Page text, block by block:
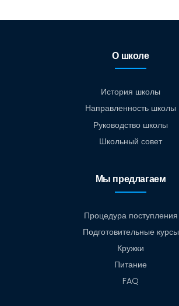
О школе
История школы
Направленность школы
Руководство школы
Школьный совет
Мы предлагаем
Процедура поступления
Подготовительные курсы
Кружки
Питание
FAQ